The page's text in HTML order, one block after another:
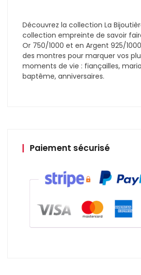
Découvrez la collection La
collection empreinte de savoir
Or 750/1000 et en Argent 925/
des montres pour marquer vos
moments de vie : fiançailles,
baptême, anniversaires.
Paiement sécurisé